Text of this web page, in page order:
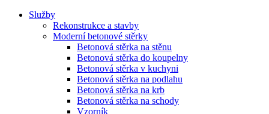
Služby
Rekonstrukce a stavby
Moderní betonové stěrky
Betonová stěrka na stěnu
Betonová stěrka do koupelny
Betonová stěrka v kuchyni
Betonová stěrka na podlahu
Betonová stěrka na krb
Betonová stěrka na schody
Vzorník